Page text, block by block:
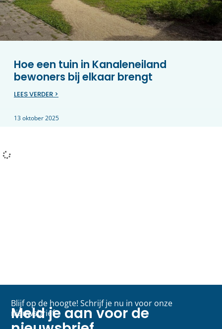
Hoe een tuin in Kanaleneiland
bewoners bij elkaar brengt
LEES VERDER >
13 oktober 2025
Blijf op de hoogte! Schrijf je nu in voor onze
nieuwsbrief
Meld je aan voor de